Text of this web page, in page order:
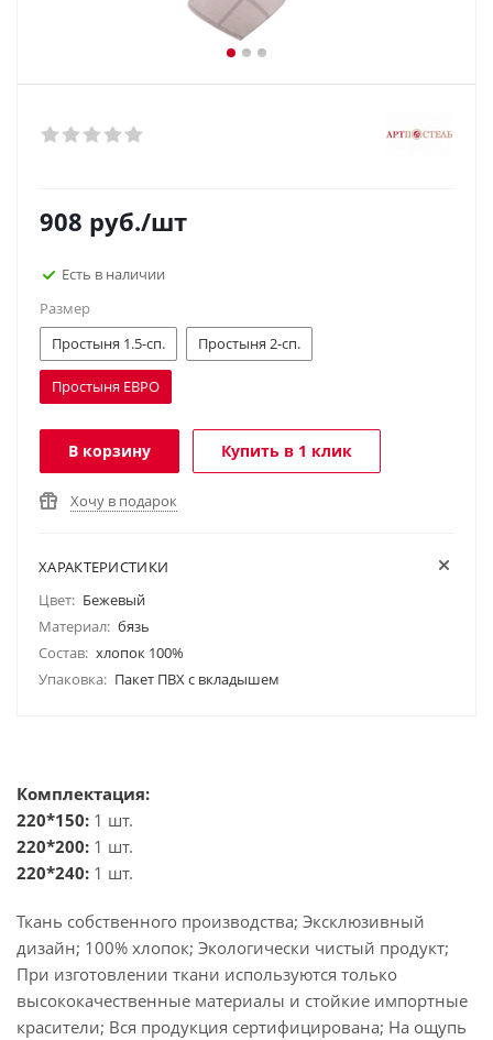
908 руб./шт
Есть в наличии
Размер
Простыня 1.5-сп.
Простыня 2-сп.
Простыня ЕВРО
В корзину Купить в 1 клик
Хочу в подарок
ХАРАКТЕРИСТИКИ
Цвет: Бежевый
Материал: бязь
Состав: хлопок 100%
Упаковка: Пакет ПВХ с вкладышем
Комплектация:
220*150: 1 шт.
220*200: 1 шт.
220*240: 1 шт.
Ткань собственного производства; Эксклюзивный
дизайн; 100% хлопок; Экологически чистый продукт;
При изготовлении ткани используются только
высококачественные материалы и стойкие импортные
красители; Вся продукция сертифицирована; На ощупь